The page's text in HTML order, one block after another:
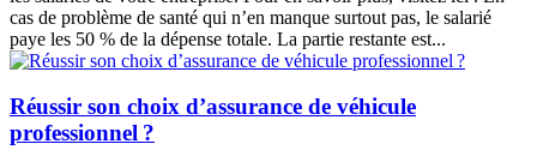
cas de problème de santé qui n’en manque surtout pas, le salarié
paye les 50 % de la dépense totale. La partie restante est...
Réussir son choix d’assurance de véhicule
professionnel ?